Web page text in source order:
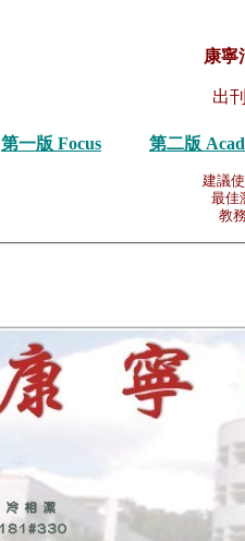
康寧
出
第一版 Focus 第二版
建議
最佳
教